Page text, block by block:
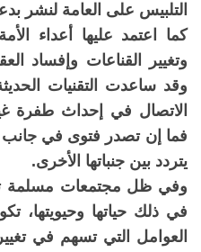
التلبيس على العامة لنشر
كما اعتمد عليها أعداء
وتغيير القناعات وإفساد
وقد ساعدت التقنيات
الاتصال في إحداث طفرة
فما إن تصدر فتوى في جانب
يتردد بين جنباتها الأخرى.
وفي ظل مجتمعات مسلمة
في ذلك حياتها وحيويتها،
العوامل التي تسهم في